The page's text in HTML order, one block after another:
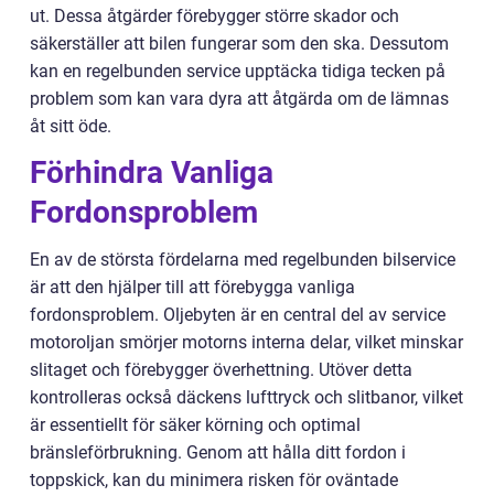
ut. Dessa åtgärder förebygger större skador och
säkerställer att bilen fungerar som den ska. Dessutom
kan en regelbunden service upptäcka tidiga tecken på
problem som kan vara dyra att åtgärda om de lämnas
åt sitt öde.
Förhindra Vanliga
Fordonsproblem
En av de största fördelarna med regelbunden bilservice
är att den hjälper till att förebygga vanliga
fordonsproblem. Oljebyten är en central del av service
motoroljan smörjer motorns interna delar, vilket minskar
slitaget och förebygger överhettning. Utöver detta
kontrolleras också däckens lufttryck och slitbanor, vilket
är essentiellt för säker körning och optimal
bränsleförbrukning. Genom att hålla ditt fordon i
toppskick, kan du minimera risken för oväntade